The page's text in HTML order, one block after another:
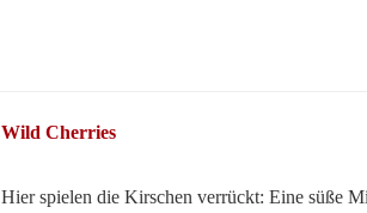
Wild Cherries
Hier spielen die Kirschen verrückt: Eine süße